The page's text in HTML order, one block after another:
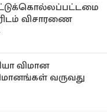
விசாரணை
விமான
வருவது